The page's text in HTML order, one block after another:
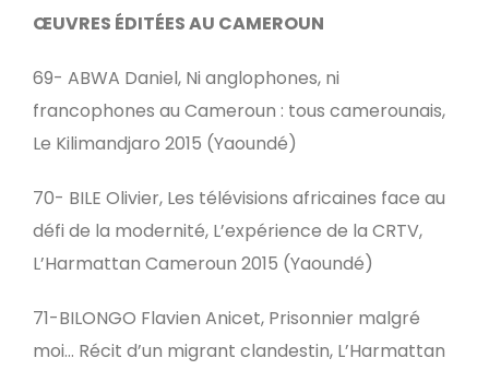
ŒUVRES ÉDITÉES AU CAMEROUN
69- ABWA Daniel, Ni anglophones, ni
francophones au Cameroun : tous camerounais,
Le Kilimandjaro 2015 (Yaoundé)
70- BILE Olivier, Les télévisions africaines face au
défi de la modernité, L’expérience de la CRTV,
L’Harmattan Cameroun 2015 (Yaoundé)
71-BILONGO Flavien Anicet, Prisonnier malgré
moi… Récit d’un migrant clandestin, L’Harmattan